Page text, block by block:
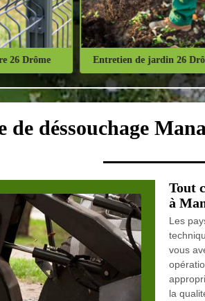
26 Drôme Entretien de jardin 26
de déssouchage
Tout
à
Les
vous
la